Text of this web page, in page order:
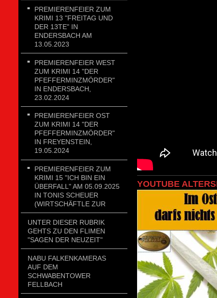
PREMIERENFEIER ZUM
KRIMI 13 "FREITAG UND
DER 13TE" IN
ENDERSBACH AM
13.05.2023
PREMIERENFEIER WEST
ZUM KRIMI 14 "DER
PFEFFERMINZMÖRDER"
IN ENDERSBACH,
23.02.2024
PREMIERENFEIER OST
ZUM KRIMI 14 "DER
PFEFFERMINZMÖRDER"
IN FREYENSTEIN,
19.05.2024
PREMIERENFEIER ZUM
KRIMI 15 "ICH BIN EIN
ÜBERFALL" AM 05.09.2025
IN TONIS SCHEUER
(WIRTSCHÄFTLE ZUR
UNTER DIESER RUBRIK
GEHTS ZU DEN FLIMEN
"SAGEN DER NEUZEIT"
NABU FALKENKAMERAS
AUF DEM
SCHWABENTOWER
FELLBACH
YOUTUBE